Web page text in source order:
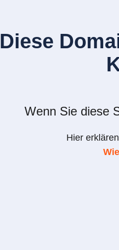
Diese
Wenn Sie diese
Hier